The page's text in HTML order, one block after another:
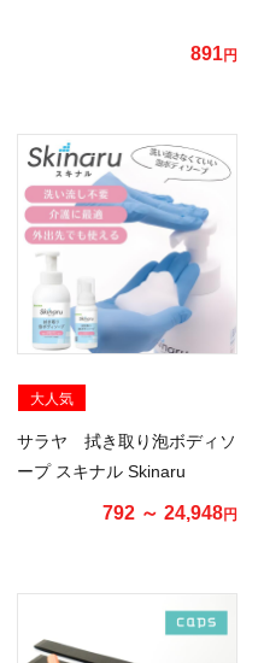
891円
大人気
サラヤ 拭き取り泡ボディソ
ープ スキナル Skinaru
792 ～ 24,948円